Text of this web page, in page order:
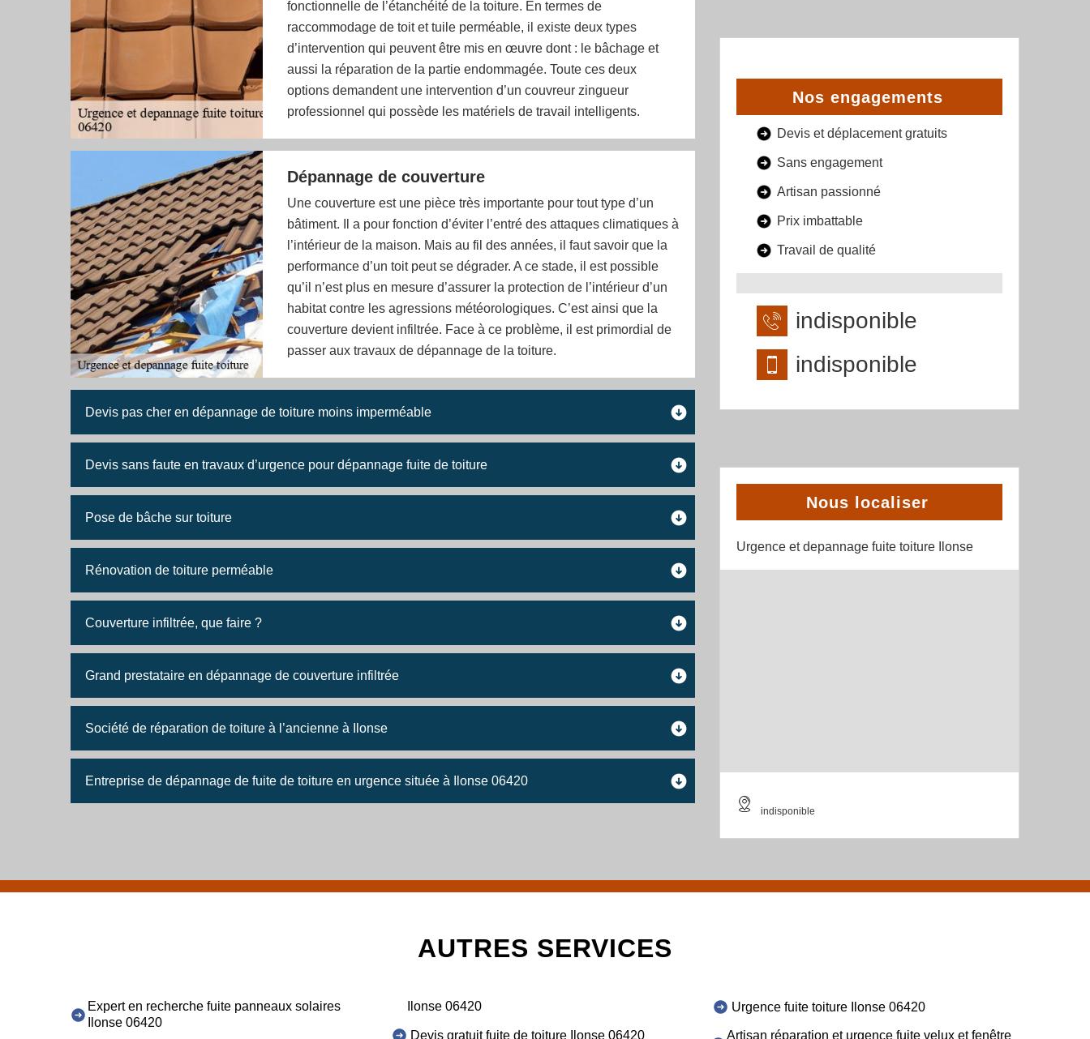
fonctionnelle de l’étanchéité de la toiture. En termes de
raccommodage de toit et tuile perméable, il existe deux types
d’intervention qui peuvent être mis en œuvre dont : le bâchage et
aussi la réparation de la partie endommagée. Toute ces deux
options demandent une intervention d’un couvreur zingueur
professionnel qui possède les matériels de travail intelligents.
Dépannage de couverture
Une couverture est une pièce très importante pour tout type d’un
bâtiment. Il a pour fonction d’éviter l’entré des attaques climatiques à
l’intérieur de la maison. Mais au fil des années, il faut savoir que la
performance d’un toit peut se dégrader. A ce stade, il est possible
qu’il n’est plus en mesure d’assurer la protection de l’intérieur d’un
habitat contre les agressions météorologiques. C’est ainsi que la
couverture devient infiltrée. Face à ce problème, il est primordial de
passer aux travaux de dépannage de la toiture.
Devis pas cher en dépannage de toiture moins imperméable
Devis sans faute en travaux d’urgence pour dépannage fuite de toiture
Pose de bâche sur toiture
Rénovation de toiture perméable
Couverture infiltrée, que faire ?
Grand prestataire en dépannage de couverture infiltrée
Société de réparation de toiture à l’ancienne à Ilonse
Entreprise de dépannage de fuite de toiture en urgence située à Ilonse 06420
Nos engagements
Devis et déplacement gratuits
Sans engagement
Artisan passionné
Prix imbattable
Travail de qualité
indisponible
indisponible
Nous localiser
Urgence et depannage fuite toiture Ilonse
indisponible
AUTRES SERVICES
Expert en recherche fuite panneaux solaires
Ilonse 06420
Ilonse 06420
Devis gratuit fuite de toiture Ilonse 06420
Urgence fuite toiture Ilonse 06420
Artisan réparation et urgence fuite velux et fenêtre